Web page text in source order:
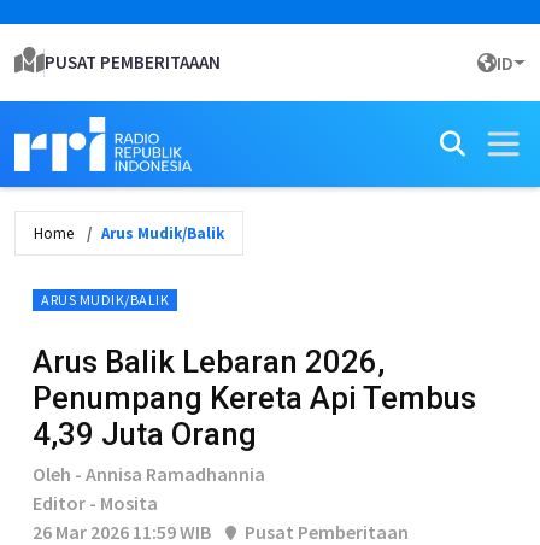
PUSAT PEMBERITAAAN ID
Home Arus Mudik/Balik
ARUS MUDIK/BALIK
Arus Balik Lebaran 2026,
Penumpang Kereta Api Tembus
4,39 Juta Orang
Oleh - Annisa Ramadhannia
Editor - Mosita
26 Mar 2026 11:59 WIB
Pusat Pemberitaan